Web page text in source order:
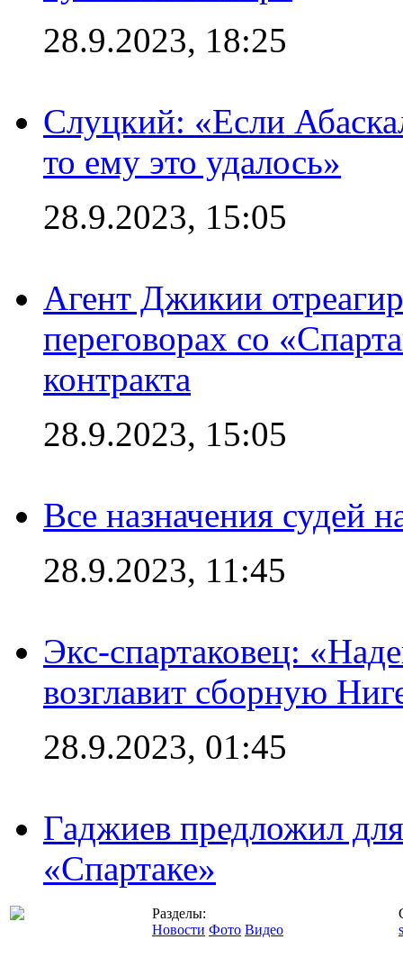
28.9.2023, 18:25
Слуцкий: «Если
то ему это удалось»
28.9.2023, 15:05
Агент Джикии
переговорах со
контракта
28.9.2023, 15:05
Все назначения судей
28.9.2023, 11:45
Экс-спартаковец:
возглавит сборную
28.9.2023, 01:45
Гаджиев предложил
«Спартаке»
Разделы:
Новости Фото Видео